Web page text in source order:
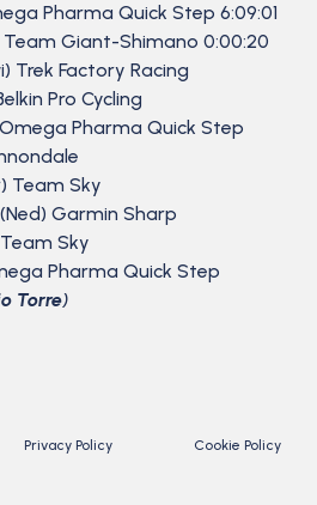
Pharma Quick Step 6:09:01
Team Giant-Shimano 0:00:20
Trek Factory Racing
Pro Cycling
Pharma Quick Step
Team Sky
Garmin Sharp
Sky
Pharma Quick Step
Torre)
Privacy Policy Cookie Policy